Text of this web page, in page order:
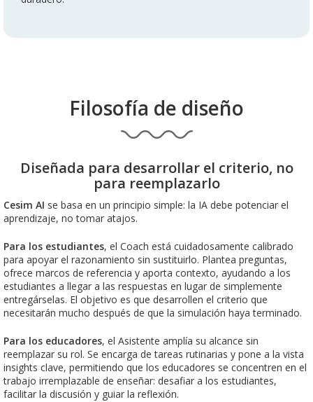
Filosofía de diseño
Diseñada para desarrollar el criterio, no
para reemplazarlo
Cesim AI se basa en un principio simple: la IA debe potenciar el
aprendizaje, no tomar atajos.
Para los estudiantes, el Coach está cuidadosamente calibrado
para apoyar el razonamiento sin sustituirlo. Plantea preguntas,
ofrece marcos de referencia y aporta contexto, ayudando a los
estudiantes a llegar a las respuestas en lugar de simplemente
entregárselas. El objetivo es que desarrollen el criterio que
necesitarán mucho después de que la simulación haya terminado.
Para los educadores, el Asistente amplía su alcance sin
reemplazar su rol. Se encarga de tareas rutinarias y pone a la vista
insights clave, permitiendo que los educadores se concentren en el
trabajo irremplazable de enseñar: desafiar a los estudiantes,
facilitar la discusión y guiar la reflexión.